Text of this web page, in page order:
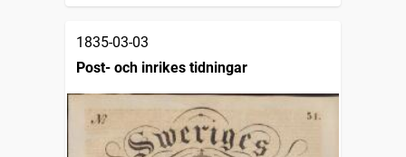
1835-03-03
Post- och inrikes tidningar